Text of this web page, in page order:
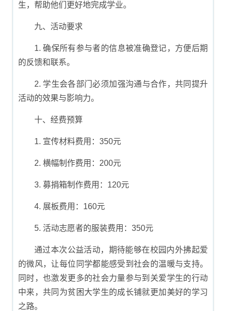
生，帮助他们更好地完成学业。
九、活动要求
1. 确保所有参与者的信息被准确登记，方便后期
的反馈和联系。
2. 学生会各部门必须加强沟通与合作，共同提升
活动的效果与影响力。
十、经费预算
1. 宣传材料费用：350元
2. 横幅制作费用：200元
3. 募捐箱制作费用：120元
4. 展板费用：160元
5. 活动志愿者的服装费用：350元
通过本次公益活动，期待能够在校园内外拂起爱
的微风，让每位同学都能感受到社会的温暖与支持。
同时，也激发更多的社会力量参与到关爱学生的行动
中来，共同为贫困大学生的成长铺就更加美好的学习
之路。